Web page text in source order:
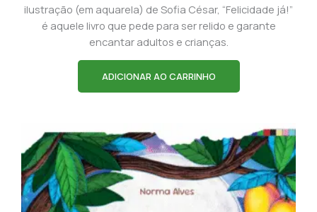
ilustração (em aquarela) de Sofia César, “Felicidade já!”
é aquele livro que pede para ser relido e garante
encantar adultos e crianças.
ADICIONAR AO CARRINHO